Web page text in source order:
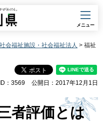
メニュー
社会福祉施設・社会福祉法人 > 福祉
：3569 公開日：2017年12月1日
者評価とは